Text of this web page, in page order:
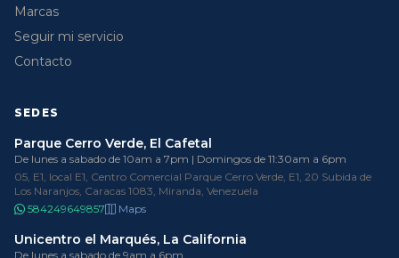
Marcas
Seguir mi servicio
Contacto
SEDES
Parque Cerro Verde, El Cafetal
De lunes a sabado de 10am a 7pm | Domingos de 11:30am a 6pm
05, E1, local E1, Centro Comercial Parque Cerro Verde, E1, 20 Subida de
Los Naranjos, Caracas 1083, Miranda, Venezuela
584249649857
Maps
Unicentro el Marqués, La California
De lunes a sabado de 9am a 6pm